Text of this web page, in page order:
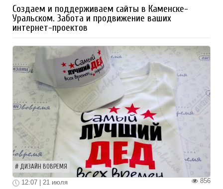
Создаем и поддерживаем сайты в Каменске-
Уральском. Забота и продвижение ваших
интернет-проектов
ДИЗАЙН ВОВРЕМЯ
856
12:07 | 21 июля